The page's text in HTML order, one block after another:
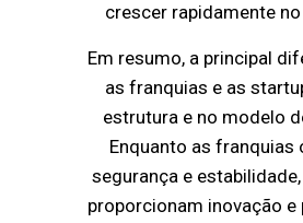
crescer rapidamente
Em resumo, a principal
as franquias e as
estrutura e no modelo
Enquanto as franquias
segurança e
proporcionam inovação e